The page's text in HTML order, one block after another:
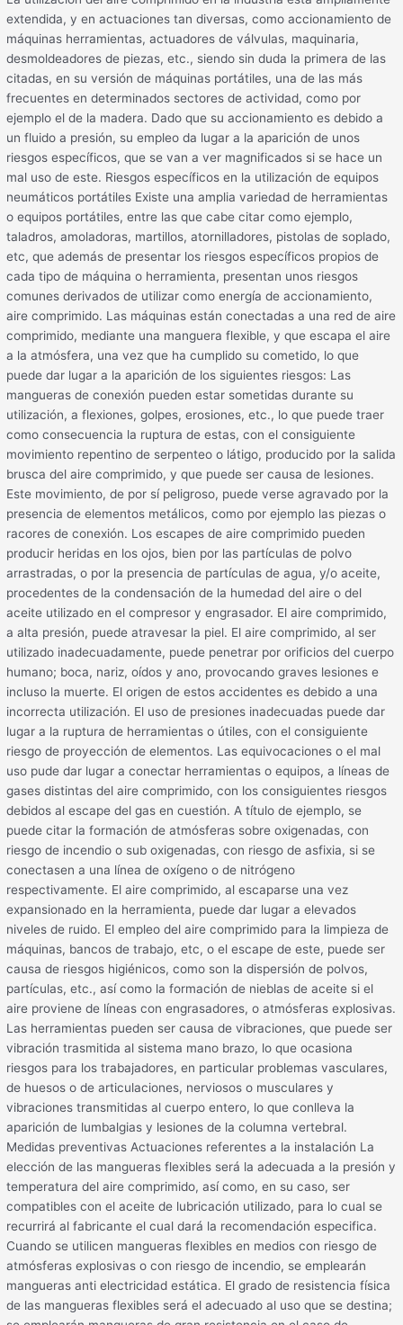
extendida, y en actuaciones tan diversas, como accionamiento de
máquinas herramientas, actuadores de válvulas, maquinaria,
desmoldeadores de piezas, etc., siendo sin duda la primera de las
citadas, en su versión de máquinas portátiles, una de las más
frecuentes en determinados sectores de actividad, como por
ejemplo el de la madera. Dado que su accionamiento es debido a
un fluido a presión, su empleo da lugar a la aparición de unos
riesgos específicos, que se van a ver magnificados si se hace un
mal uso de este. Riesgos específicos en la utilización de equipos
neumáticos portátiles Existe una amplia variedad de herramientas
o equipos portátiles, entre las que cabe citar como ejemplo,
taladros, amoladoras, martillos, atornilladores, pistolas de soplado,
etc, que además de presentar los riesgos específicos propios de
cada tipo de máquina o herramienta, presentan unos riesgos
comunes derivados de utilizar como energía de accionamiento,
aire comprimido. Las máquinas están conectadas a una red de aire
comprimido, mediante una manguera flexible, y que escapa el aire
a la atmósfera, una vez que ha cumplido su cometido, lo que
puede dar lugar a la aparición de los siguientes riesgos: Las
mangueras de conexión pueden estar sometidas durante su
utilización, a flexiones, golpes, erosiones, etc., lo que puede traer
como consecuencia la ruptura de estas, con el consiguiente
movimiento repentino de serpenteo o látigo, producido por la salida
brusca del aire comprimido, y que puede ser causa de lesiones.
Este movimiento, de por sí peligroso, puede verse agravado por la
presencia de elementos metálicos, como por ejemplo las piezas o
racores de conexión. Los escapes de aire comprimido pueden
producir heridas en los ojos, bien por las partículas de polvo
arrastradas, o por la presencia de partículas de agua, y/o aceite,
procedentes de la condensación de la humedad del aire o del
aceite utilizado en el compresor y engrasador. El aire comprimido,
a alta presión, puede atravesar la piel. El aire comprimido, al ser
utilizado inadecuadamente, puede penetrar por orificios del cuerpo
humano; boca, nariz, oídos y ano, provocando graves lesiones e
incluso la muerte. El origen de estos accidentes es debido a una
incorrecta utilización. El uso de presiones inadecuadas puede dar
lugar a la ruptura de herramientas o útiles, con el consiguiente
riesgo de proyección de elementos. Las equivocaciones o el mal
uso pude dar lugar a conectar herramientas o equipos, a líneas de
gases distintas del aire comprimido, con los consiguientes riesgos
debidos al escape del gas en cuestión. A título de ejemplo, se
puede citar la formación de atmósferas sobre oxigenadas, con
riesgo de incendio o sub oxigenadas, con riesgo de asfixia, si se
conectasen a una línea de oxígeno o de nitrógeno
respectivamente. El aire comprimido, al escaparse una vez
expansionado en la herramienta, puede dar lugar a elevados
niveles de ruido. El empleo del aire comprimido para la limpieza de
máquinas, bancos de trabajo, etc, o el escape de este, puede ser
causa de riesgos higiénicos, como son la dispersión de polvos,
partículas, etc., así como la formación de nieblas de aceite si el
aire proviene de líneas con engrasadores, o atmósferas explosivas.
Las herramientas pueden ser causa de vibraciones, que puede ser
vibración trasmitida al sistema mano brazo, lo que ocasiona
riesgos para los trabajadores, en particular problemas vasculares,
de huesos o de articulaciones, nerviosos o musculares y
vibraciones transmitidas al cuerpo entero, lo que conlleva la
aparición de lumbalgias y lesiones de la columna vertebral.
Medidas preventivas Actuaciones referentes a la instalación La
elección de las mangueras flexibles será la adecuada a la presión y
temperatura del aire comprimido, así como, en su caso, ser
compatibles con el aceite de lubricación utilizado, para lo cual se
recurrirá al fabricante el cual dará la recomendación especifica.
Cuando se utilicen mangueras flexibles en medios con riesgo de
atmósferas explosivas o con riesgo de incendio, se emplearán
mangueras anti electricidad estática. El grado de resistencia física
de las mangueras flexibles será el adecuado al uso que se destina;